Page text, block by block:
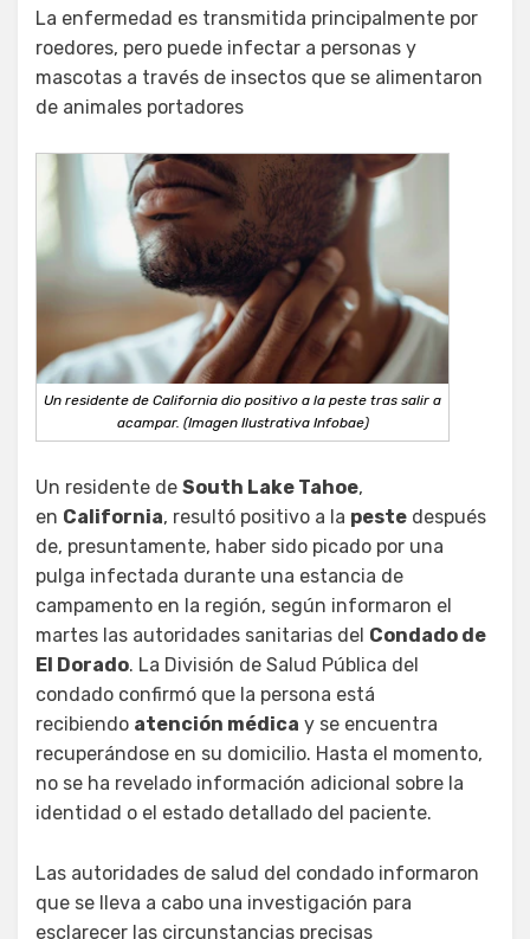
La enfermedad es transmitida principalmente por
roedores, pero puede infectar a personas y
mascotas a través de insectos que se alimentaron
de animales portadores
Un residente de California dio positivo a la peste tras salir a
acampar. (Imagen Ilustrativa Infobae)
Un residente de South Lake Tahoe,
en California, resultó positivo a la peste después
de, presuntamente, haber sido picado por una
pulga infectada durante una estancia de
campamento en la región, según informaron el
martes las autoridades sanitarias del Condado de
El Dorado. La División de Salud Pública del
condado confirmó que la persona está
recibiendo atención médica y se encuentra
recuperándose en su domicilio. Hasta el momento,
no se ha revelado información adicional sobre la
identidad o el estado detallado del paciente.
Las autoridades de salud del condado informaron
que se lleva a cabo una investigación para
esclarecer las circunstancias precisas